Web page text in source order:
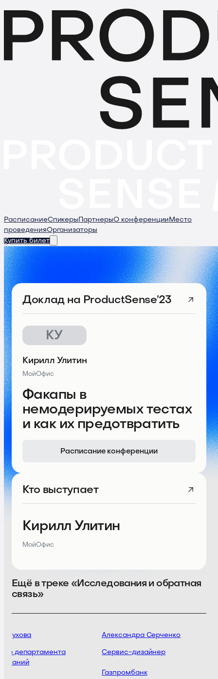
РасписаниеСпикеры ПартнерыО конференции Место
проведенияОрганизаторы
Купить билет
Доклад на ProductSense’23
КУ
Факапы в
немодерируемых тестах
и как их предотвратить
Кирилл Улитин
МойОфис
Расписание конференции
Кто выступает
Кирилл Улитин
МойОфис
Ещё в треке «Исследования и обратная
связь»
департамента
Александра Серченко
Сервис-дизайнер
Газпромбанк